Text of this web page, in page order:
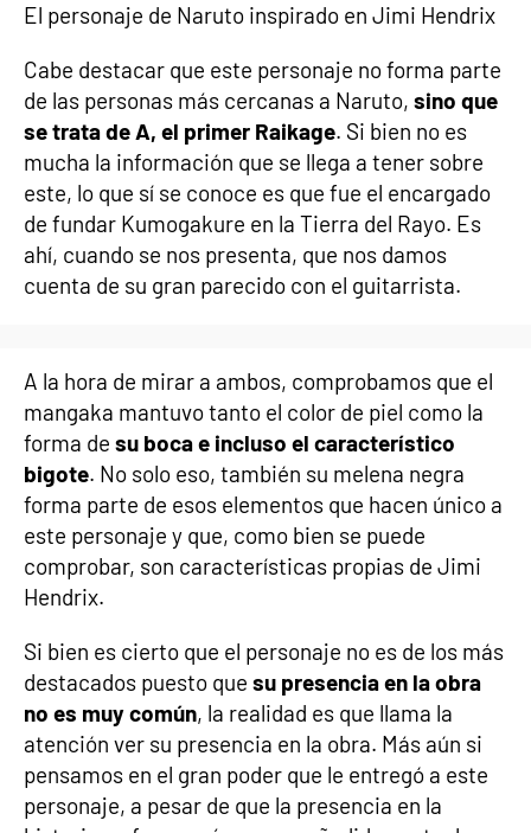
El personaje de Naruto inspirado en Jimi Hendrix
Cabe destacar que este personaje no forma parte
de las personas más cercanas a Naruto, sino que
se trata de A, el primer Raikage. Si bien no es
mucha la información que se llega a tener sobre
este, lo que sí se conoce es que fue el encargado
de fundar Kumogakure en la Tierra del Rayo. Es
ahí, cuando se nos presenta, que nos damos
cuenta de su gran parecido con el guitarrista.
A la hora de mirar a ambos, comprobamos que el
mangaka mantuvo tanto el color de piel como la
forma de su boca e incluso el característico
bigote. No solo eso, también su melena negra
forma parte de esos elementos que hacen único a
este personaje y que, como bien se puede
comprobar, son características propias de Jimi
Hendrix.
Si bien es cierto que el personaje no es de los más
destacados puesto que su presencia en la obra
no es muy común, la realidad es que llama la
atención ver su presencia en la obra. Más aún si
pensamos en el gran poder que le entregó a este
personaje, a pesar de que la presencia en la